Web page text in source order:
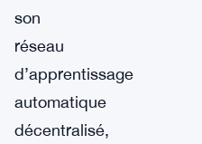
son
réseau
d’apprentissage
automatique
décentralisé,